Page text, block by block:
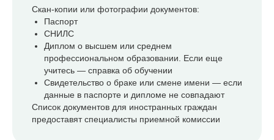
Скан-копии или фотографии документов:
Паспорт
СНИЛС
Диплом о высшем или среднем
профессиональном образовании. Если еще
учитесь — справка об обучении
Свидетельство о браке или смене имени — если
данные в паспорте и дипломе не совпадают
Список документов для иностранных граждан
предоставят специалисты приемной комиссии